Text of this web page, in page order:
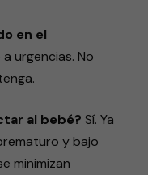
en el
urgencias. No
al bebé? Sí. Ya
y bajo
minimizan